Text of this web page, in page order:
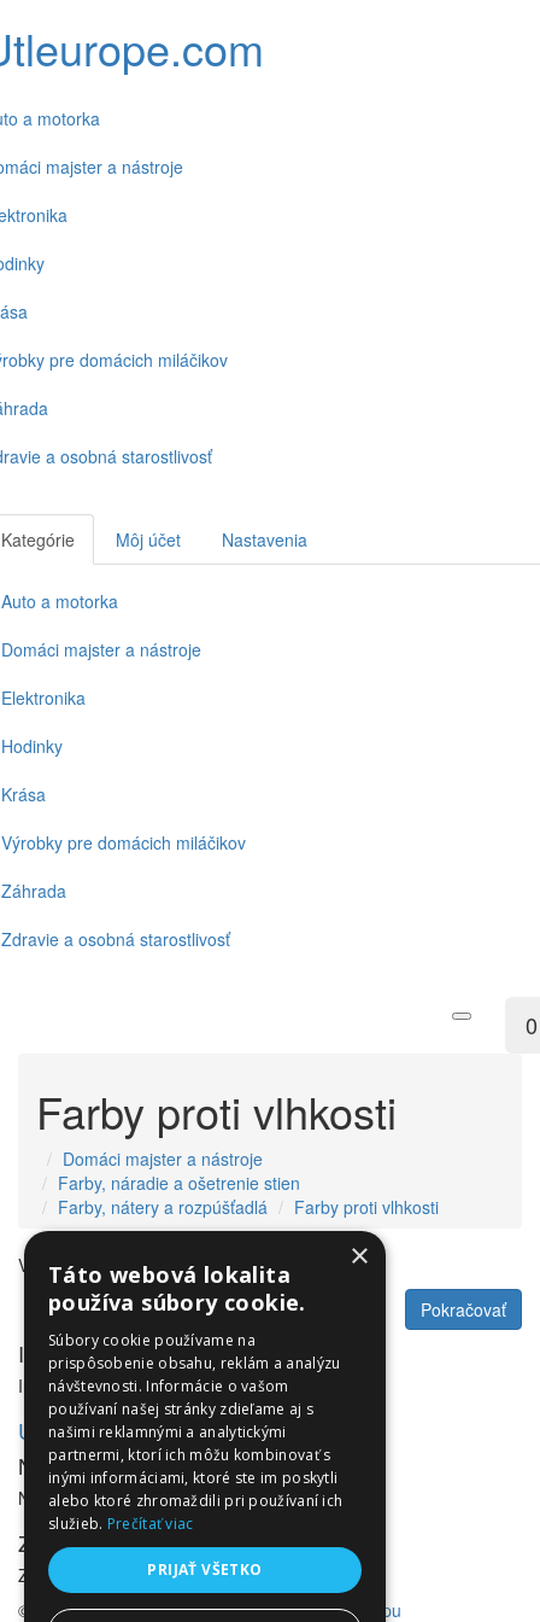
a motorka
majster a nástroje
pre domácich miláčikov
a osobná starostlivosť
Kategórie Môj účet Nastavenia
Auto a motorka
Domáci majster a nástroje
Elektronika
Hodinky
Krása
Výrobky pre domácich miláčikov
Záhrada
Zdravie a osobná starostlivosť
0
Farby proti vlhkosti
Domáci majster a nástroje
Farby, náradie a ošetrenie stien
Farby, nátery a rozpúšťadlá
Farby proti vlhkosti
V tejto kategórii nie sú žiadne produkty.
Pokračovať
Informácie
Informácie
Utleurope.com
NewsLetter
NewsLetter
Zákaznícky servis
Zákaznícky servis
© Utleurope.com |NajReklama.sk - tvorba eshopu
×
Táto webová lokalita
používa súbory cookie.
Súbory cookie používame na
prispôsobenie obsahu, reklám a analýzu
návštevnosti. Informácie o vašom
používaní našej stránky zdieľame aj s
našimi reklamnými a analytickými
partnermi, ktorí ich môžu kombinovať s
inými informáciami, ktoré ste im poskytli
alebo ktoré zhromaždili pri používaní ich
služieb. Prečítať viac
PRIJAŤ VŠETKO